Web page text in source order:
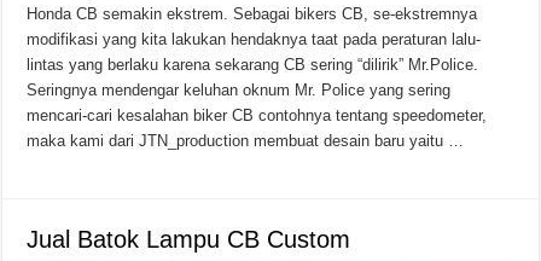
Honda CB semakin ekstrem. Sebagai bikers CB, se-ekstremnya
modifikasi yang kita lakukan hendaknya taat pada peraturan lalu-
lintas yang berlaku karena sekarang CB sering “dilirik” Mr.Police.
Seringnya mendengar keluhan oknum Mr. Police yang sering
mencari-cari kesalahan biker CB contohnya tentang speedometer,
maka kami dari JTN_production membuat desain baru yaitu …
Jual Batok Lampu CB Custom